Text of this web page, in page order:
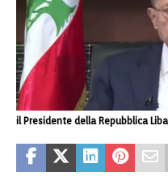
il Presidente della Repubblica